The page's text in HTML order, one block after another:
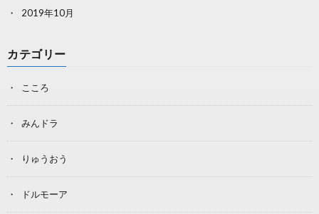
2019年10月
カテゴリー
こころ
みんドラ
りゅうおう
ドルモーア